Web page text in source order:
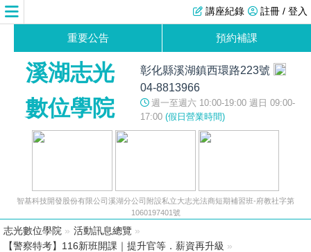
註冊 / 登入
講座紀錄
重要公告 預約補課
溪湖志光
數位學院
彰化縣溪湖鎮西環路223號
04-8813966
週一至週六 10:00-19:00 週日 09:00-
17:00 (假日營業時間)
智基科技開發股份有限公司溪湖分公司附設私立大志光法商短期補習班-府教社字第
1060197401號
志光數位學院 » 活動訊息總覽 »
【警察特考】116新班開課｜提升官等．薪資再升級 »